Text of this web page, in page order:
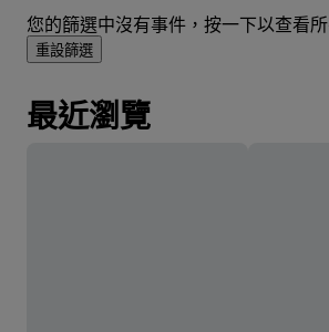
您的篩選中沒有事件，按一下以查看所
重設篩選
最近瀏覽